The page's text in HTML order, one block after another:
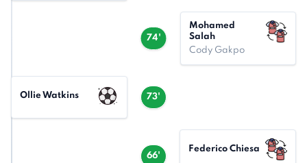
74'
Mohamed
Salah
Cody Gakpo
73'
Ollie Watkins
66'
Federico Chiesa